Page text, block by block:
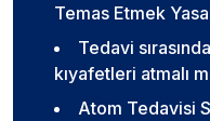
Temas Etmek
Tedavi
kıyafetleri atmalı
Atom Tedavisi